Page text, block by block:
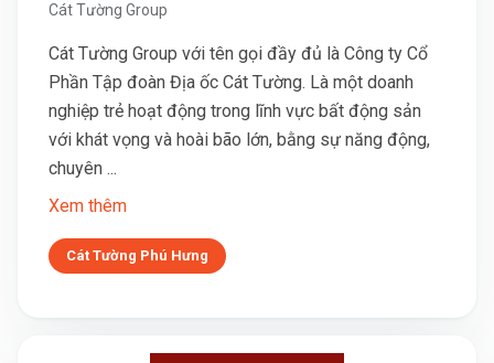
Cát Tường Group
Cát Tường Group với tên gọi đầy đủ là Công ty Cổ
Phần Tập đoàn Địa ốc Cát Tường. Là một doanh
nghiệp trẻ hoạt động trong lĩnh vực bất động sản
với khát vọng và hoài bão lớn, bằng sự năng động,
chuyên ...
Xem thêm
Cát Tường Phú Hưng